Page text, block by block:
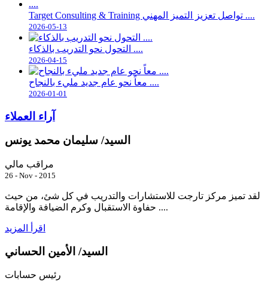
Target Consulting & Training تواصل تعزيز التميز المهني ....
2026-05-13
التحول نحو التدريب بالذكاء ....
2026-04-15
معاً نحو عام جديد مليء بالنجاح ....
2026-01-01
آراء العملاء
السيد/ سليمان محمد يونس
مراقب مالي
26 - Nov - 2015
لقد تميز مركز تارجت للاستشارات والتدريب في كل شئ، من حيث
حفاوة الاستقبال وكرم الضيافة والإقامة ....
اقرأ المزيد
السيد/ الأمين الحساني
رئيس حسابات